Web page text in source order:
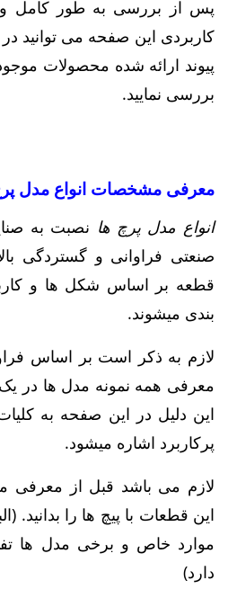
پس از بررسی به طور کامل
کاربردی این صفحه می توانید
پیوند ارائه شده محصولات
بررسی نمایید.
معرفی مشخصات انواع مدل
انواع مدل پرچ ها نصبت به
صنعتی فراوانی و گستردگی
قطعه بر اساس شکل ها و
بندی میشوند.
لازم به ذکر است بر اساس
معرفی همه نمونه مدل ها در یک
این دلیل در این صفحه به
پرکاربرد اشاره میشود.
لازم می باشد قبل از معرفی
این قطعات با پیچ ها را بدانید.
موارد خاص و برخی مدل ها
دارد)